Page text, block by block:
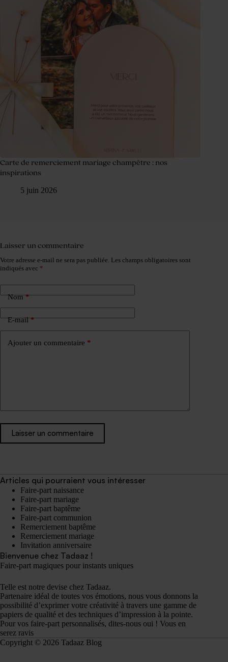
Carte de remerciement mariage champêtre : nos
inspirations
5 juin 2026
Laisser un commentaire
Votre adresse e-mail ne sera pas publiée. Les champs obligatoires sont
indiqués avec *
Nom*
E-mail*
Ajouter un commentaire *
Laisser un commentaire
Articles qui pourraient vous intéresser
Faire-part naissance
Faire-part mariage
Faire-part baptême
Faire-part communion
Remerciement baptême
Remerciement mariage
Invitation anniversaire
Bienvenue chez Tadaaz !
Faire-part magiques pour instants uniques
Telle est notre devise chez Tadaaz.
Partenaire idéal de toutes vos émotions, nous vous donnons la
possibilité d’exprimer votre créativité à travers une gamme de
papiers de qualité et des techniques d’impression à la pointe.
Pour vos faire-part personnalisés, dites-nous oui ! Vous en
serez ravis
Copyright © 2026 Tadaaz Blog